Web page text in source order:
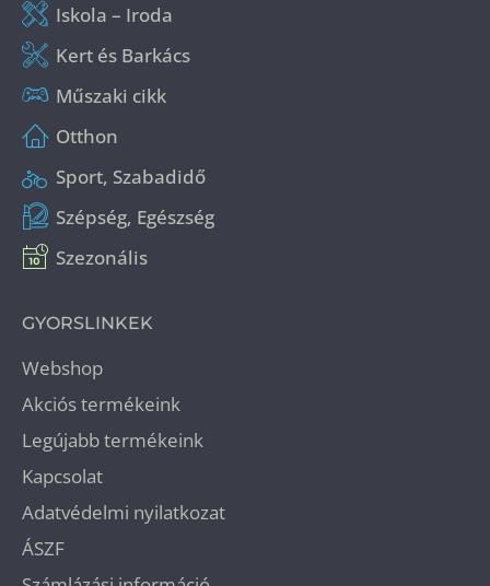
Iskola – Iroda
Kert és Barkács
Műszaki cikk
Otthon
Sport, Szabadidő
Szépség, Egészség
Szezonális
GYORSLINKEK
Webshop
Akciós termékeink
Legújabb termékeink
Kapcsolat
Adatvédelmi nyilatkozat
ÁSZF